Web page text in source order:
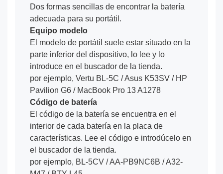
Dos formas sencillas de encontrar la batería
adecuada para su portátil.
Equipo modelo
El modelo de portátil suele estar situado en la
parte inferior del dispositivo, lo lee y lo
introduce en el buscador de la tienda.
por ejemplo, Vertu BL-5C / Asus K53SV / HP
Pavilion G6 / MacBook Pro 13 A1278
Código de batería
El código de la batería se encuentra en el
interior de cada batería en la placa de
características. Lee el código e introdúcelo en
el buscador de la tienda.
por ejemplo, BL-5CV / AA-PB9NC6B / A32-